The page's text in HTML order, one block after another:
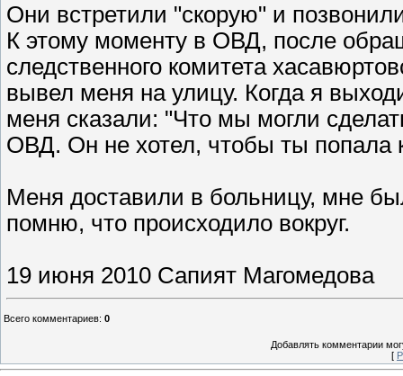
Они встретили "скорую" и
К этому моменту в ОВД, после
следственного комитета
вывел меня на улицу. Когда я
меня сказали: "Что мы могли
ОВД. Он не хотел, чтобы ты попала
Меня доставили в больницу, мне
помню, что происходило вокруг.
19 июня 2010 Сапият Магомедова
Всего комментариев: 0
Добавлять комментарии
[